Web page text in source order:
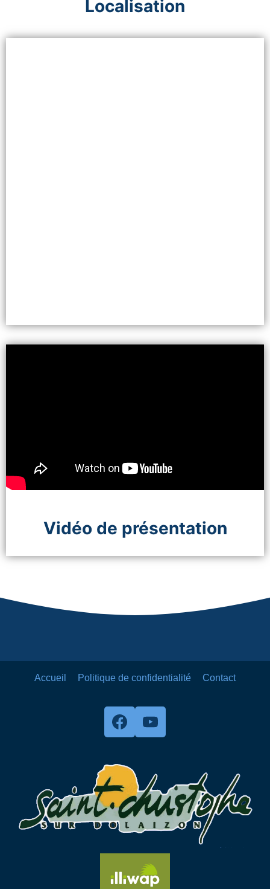
Localisation
Vidéo de présentation
Accueil Politique de confidentialité Contact